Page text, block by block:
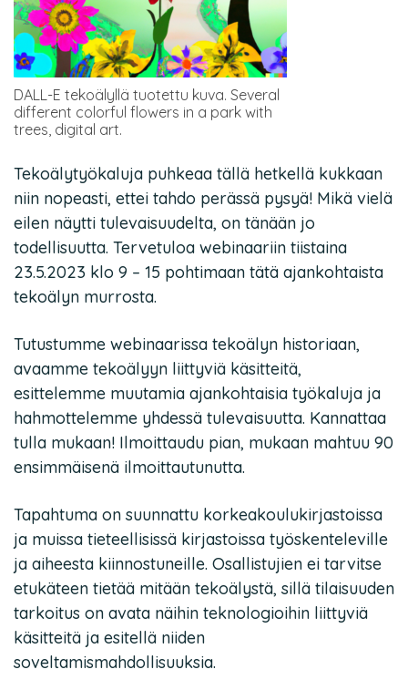
DALL-E tekoälyllä tuotettu kuva. Several
different colorful flowers in a park with
trees, digital art.
Tekoälytyökaluja puhkeaa tällä hetkellä kukkaan
niin nopeasti, ettei tahdo perässä pysyä! Mikä vielä
eilen näytti tulevaisuudelta, on tänään jo
todellisuutta. Tervetuloa webinaariin tiistaina
23.5.2023 klo 9 – 15 pohtimaan tätä ajankohtaista
tekoälyn murrosta.
Tutustumme webinaarissa tekoälyn historiaan,
avaamme tekoälyyn liittyviä käsitteitä,
esittelemme muutamia ajankohtaisia työkaluja ja
hahmottelemme yhdessä tulevaisuutta. Kannattaa
tulla mukaan! Ilmoittaudu pian, mukaan mahtuu 90
ensimmäisenä ilmoittautunutta.
Tapahtuma on suunnattu korkeakoulukirjastoissa
ja muissa tieteellisissä kirjastoissa työskenteleville
ja aiheesta kiinnostuneille. Osallistujien ei tarvitse
etukäteen tietää mitään tekoälystä, sillä tilaisuuden
tarkoitus on avata näihin teknologioihin liittyviä
käsitteitä ja esitellä niiden
soveltamismahdollisuuksia.